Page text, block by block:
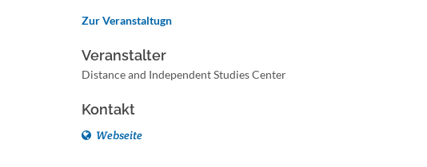
Zur Veranstaltugn
Veranstalter
Distance and Independent Studies Center
Kontakt
Webseite